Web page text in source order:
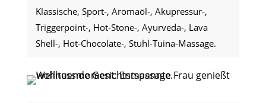
Klassische, Sport-, Aromaöl-, Akupressur-,
Triggerpoint-, Hot-Stone-, Ayurveda-, Lava
Shell-, Hot-Chocolate-, Stuhl-Tuina-Massage.